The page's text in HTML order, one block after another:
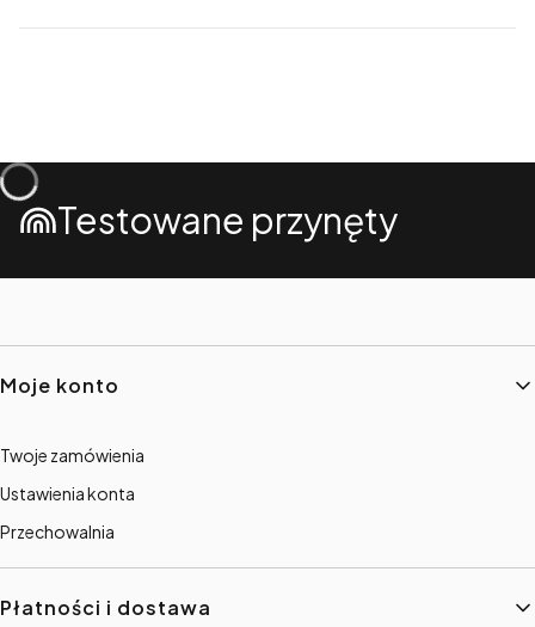
Testowane przynęty
Linki w stopce
Moje konto
Twoje zamówienia
Ustawienia konta
Przechowalnia
Płatności i dostawa